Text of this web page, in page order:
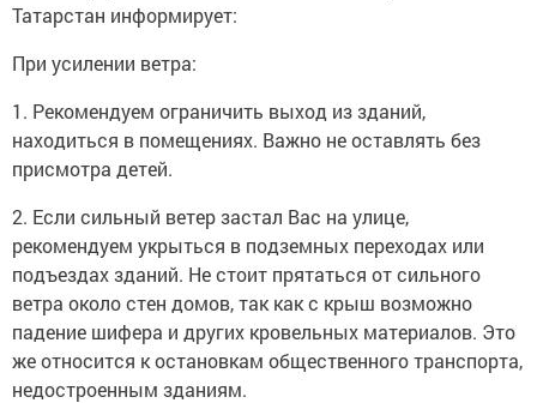
Татарстан информирует:
При усилении ветра:
1. Рекомендуем ограничить выход из зданий,
находиться в помещениях. Важно не оставлять без
присмотра детей.
2. Если сильный ветер застал Вас на улице,
рекомендуем укрыться в подземных переходах или
подъездах зданий. Не стоит прятаться от сильного
ветра около стен домов, так как с крыш возможно
падение шифера и других кровельных материалов. Это
же относится к остановкам общественного транспорта,
недостроенным зданиям.